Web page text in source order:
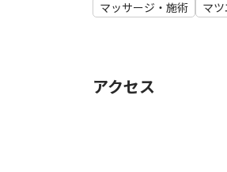
マッサージ・施術 マ
アクセス